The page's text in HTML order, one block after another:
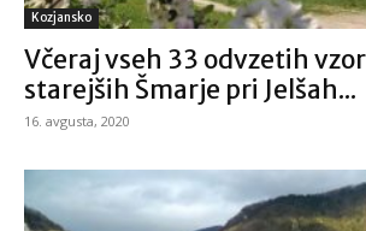
Kozjansko
Včeraj vseh 33 odvzetih
starejših Šmarje pri Jelšah...
16. avgusta, 2020